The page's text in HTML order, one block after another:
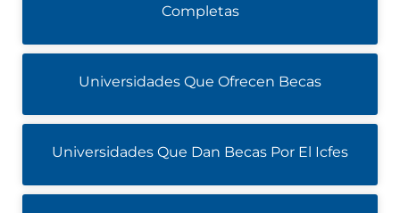
Completas
Universidades Que Ofrecen Becas
Universidades Que Dan Becas Por El Icfes